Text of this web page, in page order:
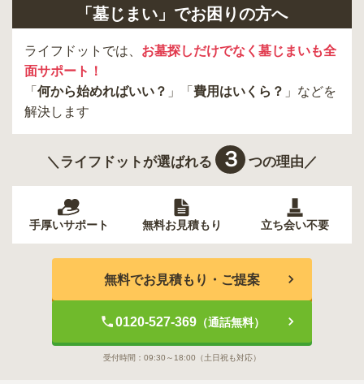
「墓じまい」でお困りの方へ
ライフドットでは、 お墓探しだけでなく墓じまいも全
面サポート！
「 何から始めればいい？ 」「 費用はいくら？ 」などを
解決します
＼ライフドットが選ばれる ３ つの理由／
手厚いサポート 無料お見積もり 立ち会い不要
無料でお見積もり・ご提案
0120-527-369（通話無料）
受付時間： 09:30～18:00 （土日祝も対応）